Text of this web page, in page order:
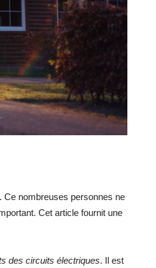
. Ce nombreuses personnes ne
Cet article fournit une
des circuits électriques. Il est